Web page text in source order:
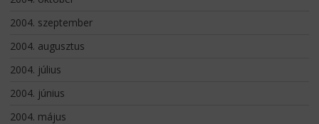
2004. szeptember
2004. augusztus
2004. július
2004. június
2004. május